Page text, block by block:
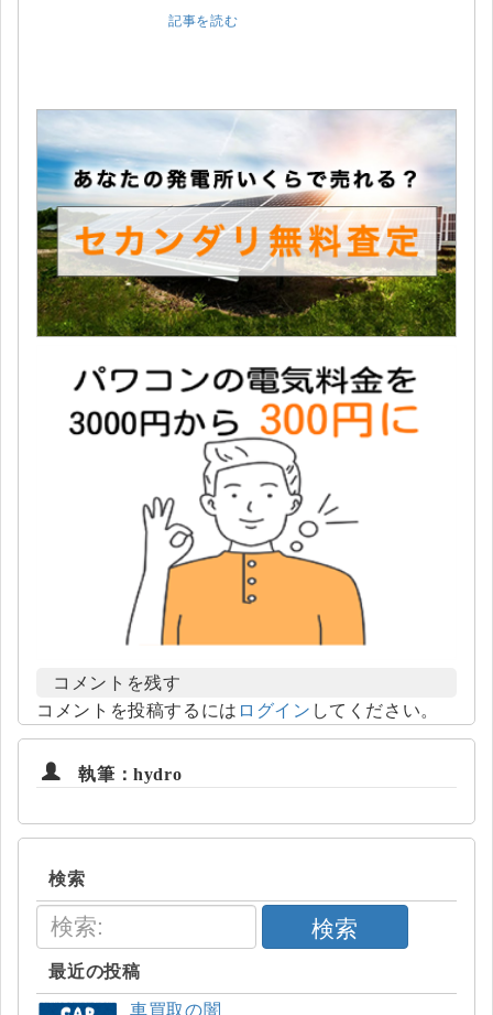
記事を読む
コメントを残す
コメントを投稿するには ログイン してください。
執筆：hydro
検索
検索
最近の投稿
車買取の闇